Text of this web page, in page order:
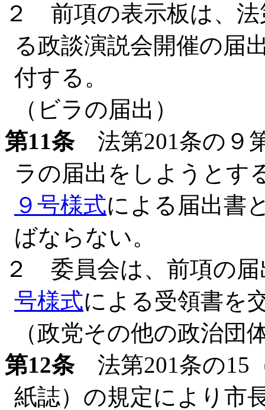
２ 前項の表示板は、法
る政談演説会開催の届
付する。
（ビラの届出）
第11条法第201条の９
ラの届出をしようとす
９号様式による届出書
ばならない。
２ 委員会は、前項の
号様式による受領書を
（政党その他の政治団
第12条法第201条の15
紙誌）の規定により市